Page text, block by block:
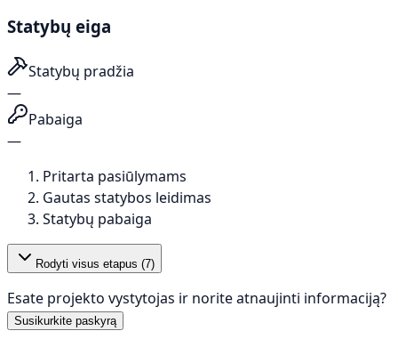
Statybų eiga
Statybų pradžia
—
Pabaiga
—
Pritarta pasiūlymams
Gautas statybos leidimas
Statybų pabaiga
Rodyti visus etapus (7)
Esate projekto vystytojas ir norite atnaujinti informaciją?
Susikurkite paskyrą